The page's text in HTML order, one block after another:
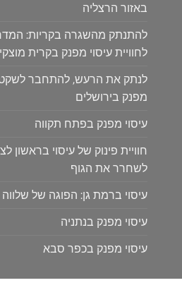
באזור הרצליה
להתנתק מהשגרה בקריות:
לחוויית עיסוי מפנק בקרית
לנתק את הרעש, להתחבר לשקט:
מפנק בירושלים
עיסוי מפנק בפתח תקווה
חוויית פינוק של עיסוי בראשון
לשחרר את הגוף
עיסוי ברמת גן: הפוגה של
עיסוי מפנק בנתניה
עיסוי מפנק בכפר סבא